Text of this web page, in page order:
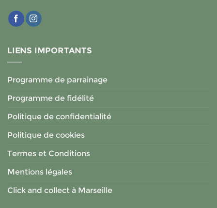
LIENS IMPORTANTS
Programme de parrainage
Programme de fidélité
Politique de confidentialité
Politique de cookies
Termes et Conditions
Mentions légales
Click and collect à Marseille